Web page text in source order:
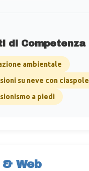
di Competenza
ambientale
su neve con ciaspole
a piedi
Web